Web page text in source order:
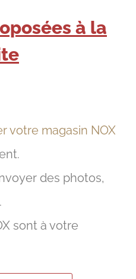
à la
votre magasin NOX
des photos,
sont à votre